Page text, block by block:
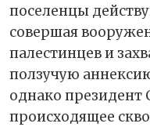
поселенцы
совершая
палестинцев и
ползучую
однако
происходящее